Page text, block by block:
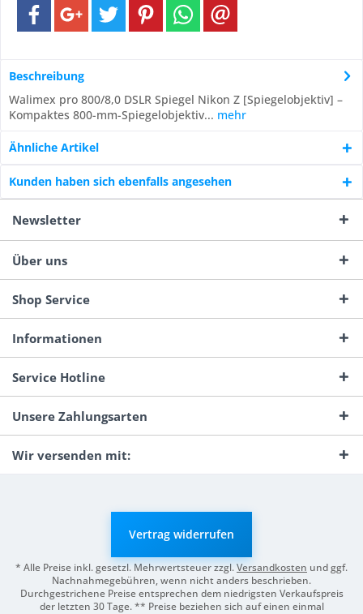
Beschreibung
Walimex pro 800/8,0 DSLR Spiegel Nikon Z [Spiegelobjektiv] –
Kompaktes 800-mm-Spiegelobjektiv... mehr
Ähnliche Artikel
Kunden haben sich ebenfalls angesehen
Newsletter
Über uns
Shop Service
Informationen
Service Hotline
Unsere Zahlungsarten
Wir versenden mit:
Vertrag widerrufen
* Alle Preise inkl. gesetzl. Mehrwertsteuer zzgl.Versandkosten und ggf.
Nachnahmegebühren, wenn nicht anders beschrieben.
Durchgestrichene Preise entsprechen dem niedrigsten Verkaufspreis
der letzten 30 Tage. ** Preise beziehen sich auf einen einmal